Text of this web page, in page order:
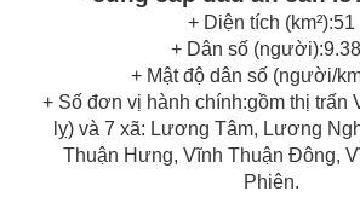
+ Diện tích (km²):51
+ Dân số
+ Mật độ dân số (người/
+ Số đơn vị hành chính:gồm thị trấn
lỵ) và 7 xã: Lương Tâm, Lương
Thuận Hưng, Vĩnh Thuận Đông,
Phiên.